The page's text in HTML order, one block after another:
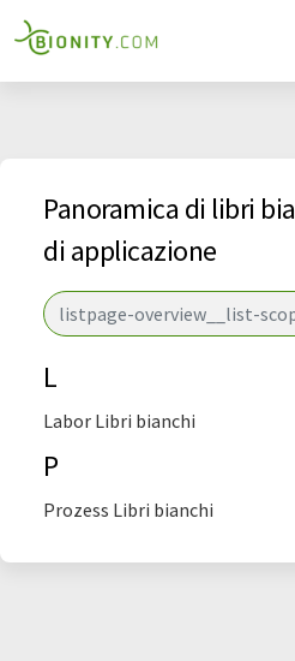
Panoramica di libri
di applicazione
L
Labor Libri bianchi
P
Prozess Libri bianchi